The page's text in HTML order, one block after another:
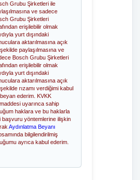
Grubu Şirketleri ile
ve sadece
Grubu Şirketleri
erişilebilir olmak
yurt dışındaki
aktarılmasına açık
paylaşılmasına ve
Bosch Grubu Şirketleri
erişilebilir olmak
yurt dışındaki
aktarılmasına açık
rızamı verdiğimi kabul
ederim. KVKK
uyarınca sahip
haklara ve bu haklarla
başvuru yöntemlerine ilişkin
Aydınlatma Beyanı
bilgilendirilmiş
ayrıca kabul ederim.